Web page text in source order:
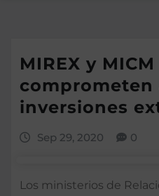
MIREX y MICM
comprometen
inversiones
Sep 29, 2020 0
Los ministerios de